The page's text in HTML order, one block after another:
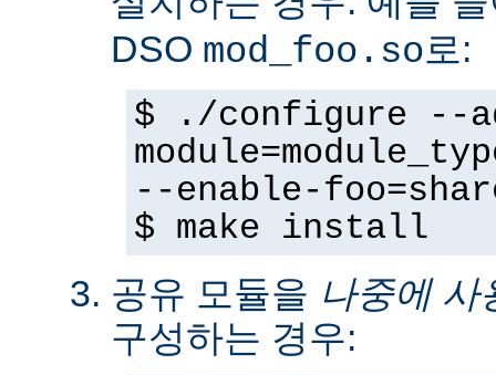
DSO mod_foo.so로:
$ ./configure --
--enable-
$ make install
공유 모듈을 나중에 사
구성하는 경우: